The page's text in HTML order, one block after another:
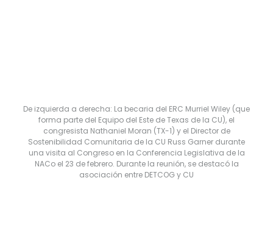
De izquierda a derecha: La becaria del ERC Murriel Wiley (que
forma parte del Equipo del Este de Texas de la CU), el
congresista Nathaniel Moran (TX-1) y el Director de
Sostenibilidad Comunitaria de la CU Russ Garner durante
una visita al Congreso en la Conferencia Legislativa de la
NACo el 23 de febrero. Durante la reunión, se destacó la
asociación entre DETCOG y CU